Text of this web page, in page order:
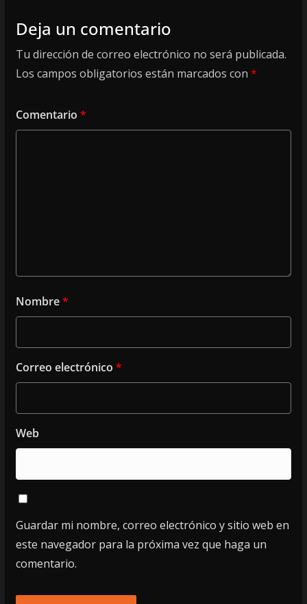
Deja un comentario
Tu dirección de correo electrónico no será publicada.
Los campos obligatorios están marcados con *
Comentario *
Nombre*
Correo electrónico *
Web
Guardar mi nombre, correo electrónico y sitio web en
este navegador para la próxima vez que haga un
comentario.